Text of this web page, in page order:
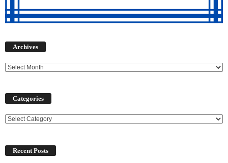
Archives
Categories
Categories
Recent Posts